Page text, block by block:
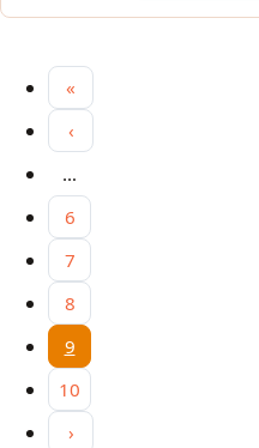
First page
«
σελίδα
‹
…
6
7
8
σελίδα
9
10
Next page
›